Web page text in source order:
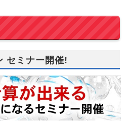
セミナー開催!